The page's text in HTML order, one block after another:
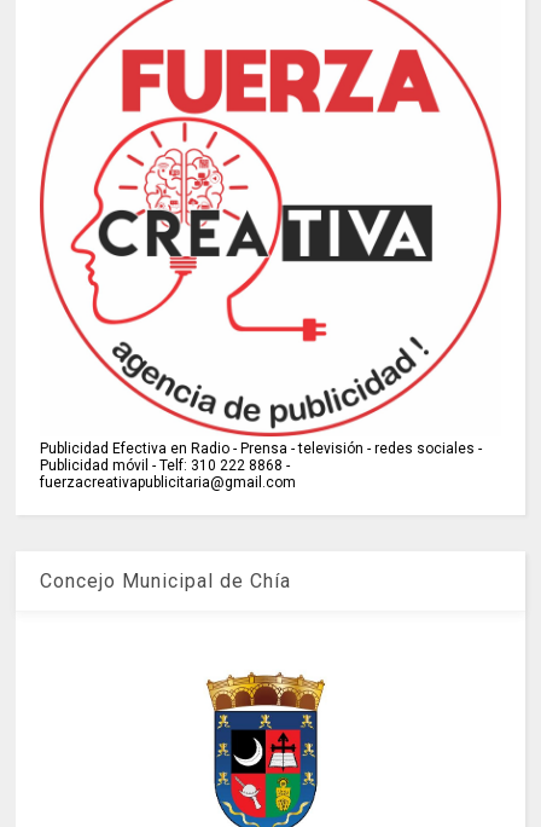
Publicidad Efectiva en Radio - Prensa - televisión - redes sociales -
Publicidad móvil - Telf: 310 222 8868 -
fuerzacreativapublicitaria@gmail.com
Concejo Municipal de Chía